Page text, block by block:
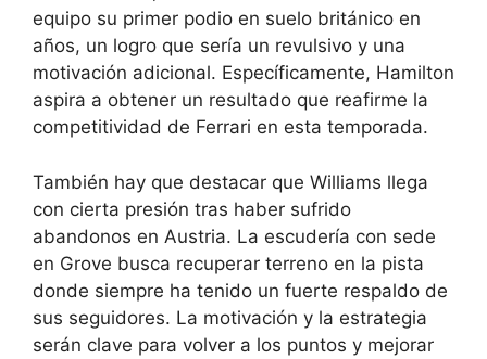
equipo su primer podio en suelo británico en
años, un logro que sería un revulsivo y una
motivación adicional. Específicamente, Hamilton
aspira a obtener un resultado que reafirme la
competitividad de Ferrari en esta temporada.
También hay que destacar que Williams llega
con cierta presión tras haber sufrido
abandonos en Austria. La escudería con sede
en Grove busca recuperar terreno en la pista
donde siempre ha tenido un fuerte respaldo de
sus seguidores. La motivación y la estrategia
serán clave para volver a los puntos y mejorar